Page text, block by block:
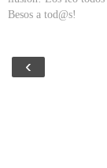
Besos a tod@s!
‹